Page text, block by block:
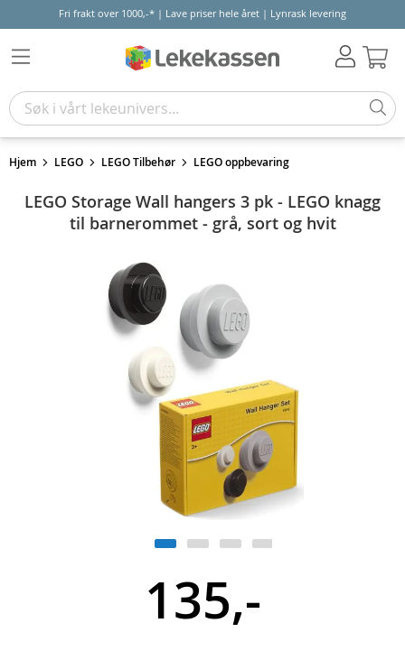
Fri frakt over 1000,-* | Lave priser hele året | Lynrask levering
Hjem LEGO LEGO Tilbehør LEGO oppbevaring
LEGO Storage Wall hangers 3 pk - LEGO knagg
til barnerommet - grå, sort og hvit
135,-